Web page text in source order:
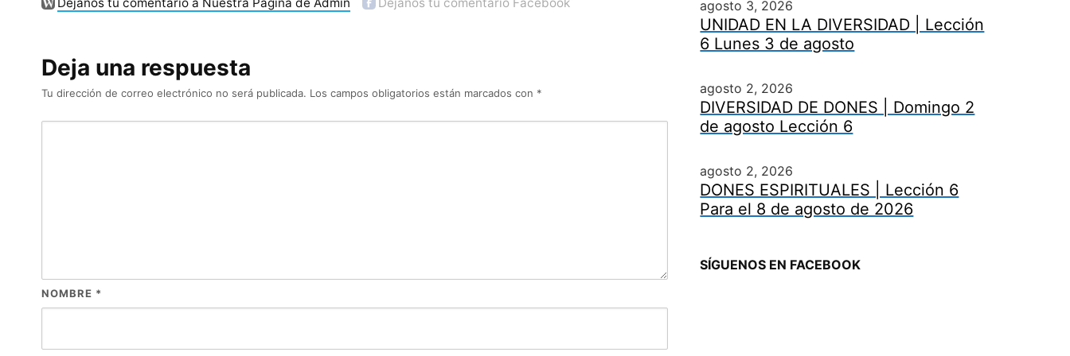
Deja una respuesta
Tu dirección de correo electrónico no será publicada. Los campos obligatorios están marcados con *
NOMBRE *
agosto 3, 2026
UNIDAD EN LA DIVERSIDAD | Lección
6 Lunes 3 de agosto
agosto 2, 2026
DIVERSIDAD DE DONES | Domingo 2
de agosto Lección 6
agosto 2, 2026
DONES ESPIRITUALES | Lección 6
Para el 8 de agosto de 2026
SÍGUENOS EN FACEBOOK